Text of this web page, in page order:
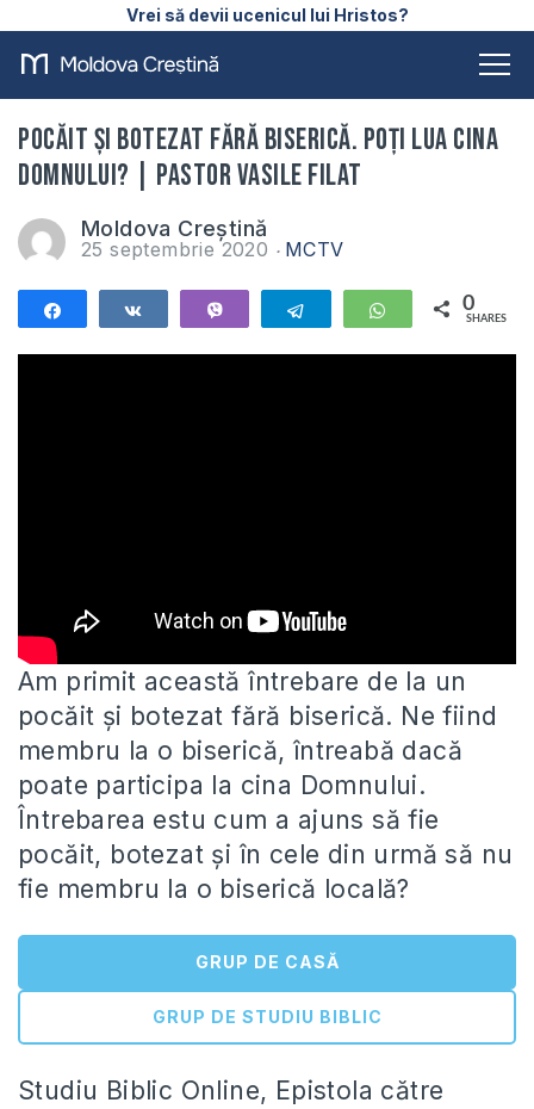
Vrei să devii ucenicul lui Hristos?
Pocăit și botezat fără biserică. Poți lua Cina
Domnului? | Pastor Vasile Filat
Moldova Creștină
25 septembrie 2020 MCTV
Telegram WhatsApp
0
SHARES
Am primit această întrebare de la un
pocăit și botezat fără biserică. Ne fiind
membru la o biserică, întreabă dacă
poate participa la cina Domnului.
Întrebarea estu cum a ajuns să fie
pocăit, botezat și în cele din urmă să nu
fie membru la o biserică locală?
GRUP DE CASĂ
GRUP DE STUDIU BIBLIC
Studiu Biblic Online, Epistola către